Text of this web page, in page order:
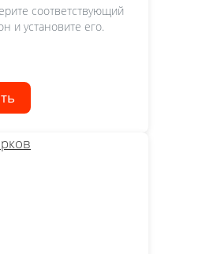
соответствующий
и установите его.